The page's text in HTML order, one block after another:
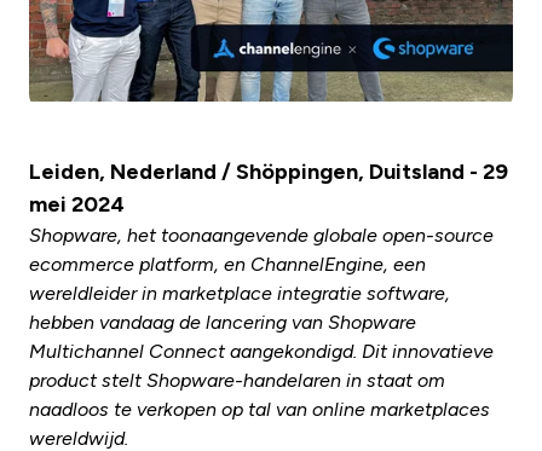
Leiden, Nederland / Shöppingen, Duitsland - 29
mei 2024
Shopware, het toonaangevende globale open-source
ecommerce platform, en ChannelEngine, een
wereldleider in marketplace integratie software,
hebben vandaag de lancering van Shopware
Multichannel Connect aangekondigd. Dit innovatieve
product stelt Shopware-handelaren in staat om
naadloos te verkopen op tal van online marketplaces
wereldwijd.